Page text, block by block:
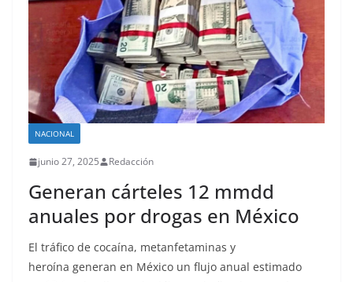
NACIONAL
junio 27, 2025 Redacción
Generan cárteles 12 mmdd
anuales por drogas en México
El tráfico de cocaína, metanfetaminas y
heroína generan en México un flujo anual estimado